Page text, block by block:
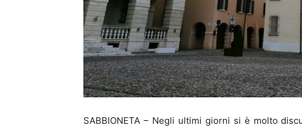
SABBIONETA – Negli ultimi giorni si è molto